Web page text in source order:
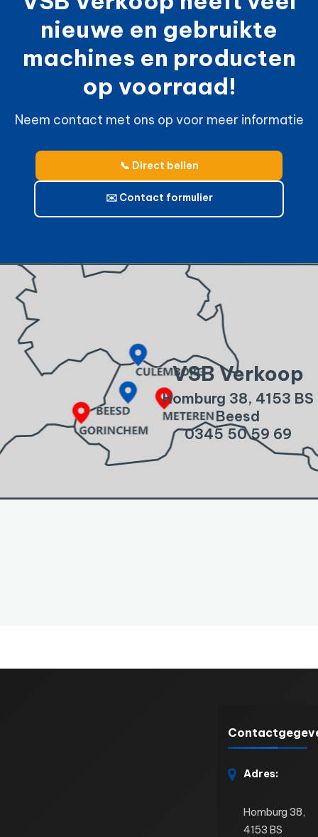
nieuwe en gebruikte
machines en producten
op voorraad!
Neem contact met ons op voor meer informatie
📞 Direct bellen
✉️ Contact formulier
VSB Verkoop
Homburg 38, 4153 BS
Beesd
0345 50 59 69
Adres:
Homburg 38,
4153 BS